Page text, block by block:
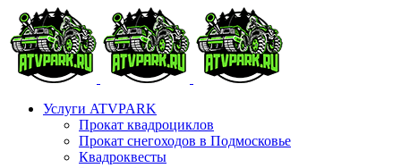
Skip
content
Услуги ATVPARK
Прокат квадроциклов
Прокат снегоходов в Подмосковье
Квадроквесты